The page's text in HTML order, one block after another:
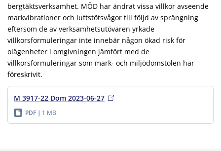
bergtäktsverksamhet. MÖD har ändrat vissa villkor avseende
markvibrationer och luftstötsvågor till följd av sprängning
eftersom de av verksamhetsutövaren yrkade
villkorsformuleringar inte innebär någon ökad risk för
olägenheter i omgivningen jämfört med de
villkorsformuleringar som mark- och miljödomstolen har
föreskrivit.
M 3917-22 Dom 2023-06-27
PDF 1 MB